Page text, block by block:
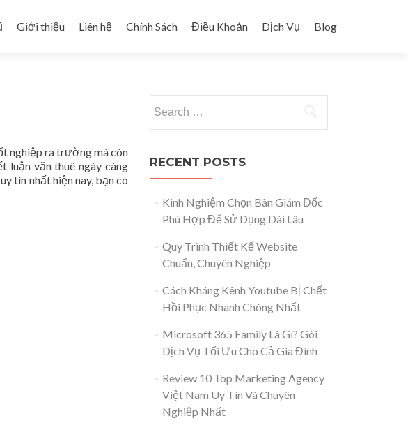
Giới thiệu Liên hệ Chính Sách Điều Khoản Dịch Vụ Blog
nghiệp ra trường mà còn
luận văn thuê ngày càng
tín nhất hiện nay, bạn có
RECENT POSTS
Kinh Nghiệm Chọn Bàn Giám Đốc
Phù Hợp Để Sử Dụng Dài Lâu
Quy Trình Thiết Kế Website
Chuẩn, Chuyên Nghiệp
Cách Kháng Kênh Youtube Bị Chết
Hồi Phục Nhanh Chóng Nhất
Microsoft 365 Family Là Gì? Gói
Dịch Vụ Tối Ưu Cho Cả Gia Đình
Review 10 Top Marketing Agency
Việt Nam Uy Tín Và Chuyên
Nghiệp Nhất